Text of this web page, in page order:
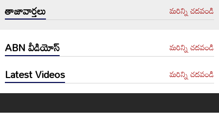
తాజావార్తలు మరిన్ని చదవండి
ABN వీడియోస్ మరిన్ని చదవండి
Latest Videos మరిన్ని చదవండి